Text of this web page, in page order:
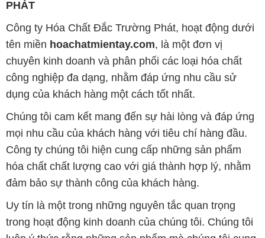
PHÁT
Công ty Hóa Chất Đắc Trường Phát, hoạt động dưới
tên miền hoachatmientay.com, là một đơn vị
chuyên kinh doanh và phân phối các loại hóa chất
công nghiệp đa dạng, nhằm đáp ứng nhu cầu sử
dụng của khách hàng một cách tốt nhất.
Chúng tôi cam kết mang đến sự hài lòng và đáp ứng
mọi nhu cầu của khách hàng với tiêu chí hàng đầu.
Công ty chúng tôi hiện cung cấp những sản phẩm
hóa chất chất lượng cao với giá thành hợp lý, nhằm
đảm bảo sự thành công của khách hàng.
Uy tín là một trong những nguyên tắc quan trọng
trong hoạt động kinh doanh của chúng tôi. Chúng tôi